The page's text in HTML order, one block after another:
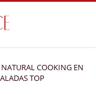
NATURAL COOKING EN
TOP